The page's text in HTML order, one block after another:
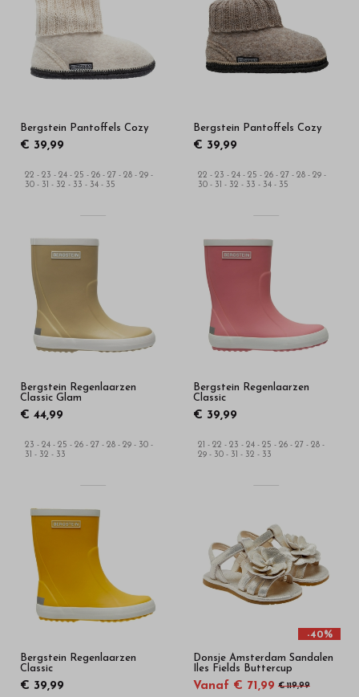
Bergstein Pantoffels Cozy
€ 39,99
22 - 23 - 24 - 25 - 26 - 27 - 28 - 29 -
30 - 31 - 32 - 33 - 34 - 35
Bergstein Pantoffels Cozy
€ 39,99
22 - 23 - 24 - 25 - 26 - 27 - 28 - 29 -
30 - 31 - 32 - 33 - 34 - 35
Bergstein Regenlaarzen
Classic Glam
€ 44,99
23 - 24 - 25 - 26 - 27 - 28 - 29 - 30 -
31 - 32 - 33
Bergstein Regenlaarzen
Classic
€ 39,99
21 - 22 - 23 - 24 - 25 - 26 - 27 - 28 -
29 - 30 - 31 - 32 - 33
Bergstein Regenlaarzen
Classic
€ 39,99
-40%
Donsje Amsterdam Sandalen
Iles Fields Buttercup
Vanaf € 71,99 € 119,99